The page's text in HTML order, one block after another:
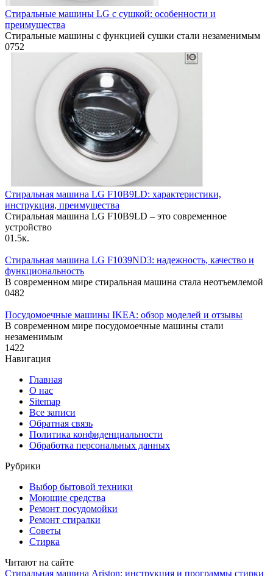
Стиральные машины LG с сушкой: особенности и
преимущества
Стиральные машины с функцией сушки стали незаменимым
0752
Стиральная машина LG F10B9LD: характеристики,
инструкция, преимущества
Стиральная машина LG F10B9LD – это современное
устройство
01.5к.
Стиральная машина LG F1039ND3: надежность, качество и
функциональность
В современном мире стиральная машина стала неотъемлемой
0482
Посудомоечные машины IKEA: обзор моделей и отзывы
В современном мире посудомоечные машины стали
незаменимым
1422
Навигация
Главная
О нас
Sitemap
Все записи
Обратная связь
Политика конфиденциальности
Обработка персональных данных
Рубрики
Выбор бытовой техники
Моющие средства
Ремонт посудомойки
Ремонт стиралки
Советы
Стирка
Читают на сайте
Стиральная машина Ariston: инструкция и программы стирки